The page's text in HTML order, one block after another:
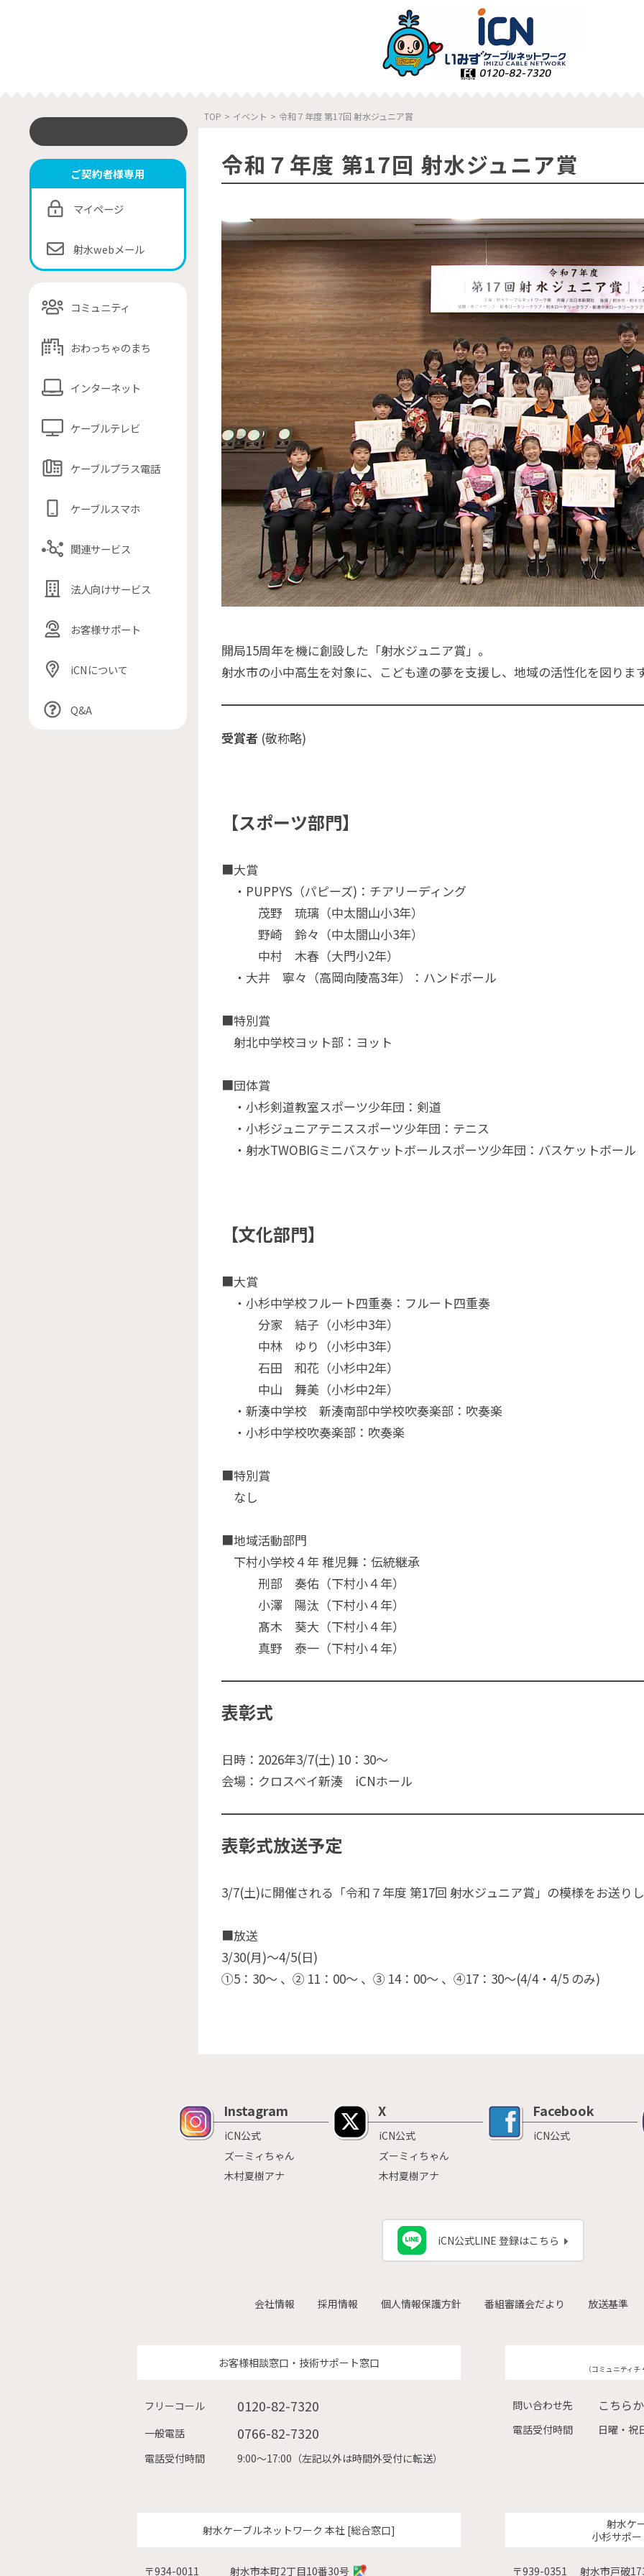
ご契約者様専用
マイページ
射水webメール
コミュニティ
おわっちゃのまち
インターネット
ケーブルテレビ
ケーブルプラス電話
ケーブルスマホ
関連サービス
法人向けサービス
お客様サポート
iCNについて
Q&A
TOP > イベント > 令和７年度 第17回 射水ジュニア賞
令和７年度 第17回 射水ジュニア賞
開局15周年を機に創設した「射水ジュニア賞」。
射水市の小中高生を対象に、こども達の夢を支援し、地域の活性化を図りま
受賞者 (敬称略)
【スポーツ部門】
■大賞
・PUPPYS（パピーズ)：チアリーディング
茂野 琉璃（中太閤山小3年）
野崎 鈴々（中太閤山小3年）
中村 木春（大門小2年）
・大井 寧々（高岡向陵高3年）：ハンドボール
■特別賞
射北中学校ヨット部：ヨット
■団体賞
・小杉剣道教室スポーツ少年団：剣道
・小杉ジュニアテニススポーツ少年団：テニス
・射水TWOBIGミニバスケットボールスポーツ少年団：バスケットボール
【文化部門】
■大賞
・小杉中学校フルート四重奏：フルート四重奏
分家 結子（小杉中3年）
中林 ゆり（小杉中3年）
石田 和花（小杉中2年）
中山 舞美（小杉中2年）
・新湊中学校 新湊南部中学校吹奏楽部：吹奏楽
・小杉中学校吹奏楽部：吹奏楽
■特別賞
なし
■地域活動部門
下村小学校４年 稚児舞：伝統継承
刑部 奏佑（下村小４年）
小澤 陽汰（下村小４年）
髙木 葵大（下村小４年）
真野 泰一（下村小４年）
表彰式
日時：2026年3/7(土) 10：30〜
会場：クロスベイ新湊 iCNホール
表彰式放送予定
3/7(土)に開催される「令和７年度 第17回 射水ジュニア賞」の模様をお送り
■放送
3/30(月)〜4/5(日)
①5：30～ 、② 11：00～ 、③ 14：00～ 、④17：30～(4/4・4/5 のみ)
Instagram
iCN公式
ズーミィちゃん
木村夏樹アナ
X
iCN公式
ズーミィちゃん
木村夏樹アナ
Facebook
iCN公式
iCN公式LINE 登録はこちら
会社情報 採用情報 個人情報保護方針 番組審議会だより 放送基準
お客様相談窓口・技術サポート窓口
フリーコール 0120-82-7320
一般電話 0766-82-7320
電話受付時間 9:00〜17:00（左記以外は時間外受付に転送）
（コミュニティ
問い合わせ先 こちら
電話受付時間 日曜・祝
射水ケーブルネットワーク 本社 [総合窓口]
〒934-0011 射水市本町2丁目10番30号
射水ケ
小杉サポ
〒939-0351 射水市戸破